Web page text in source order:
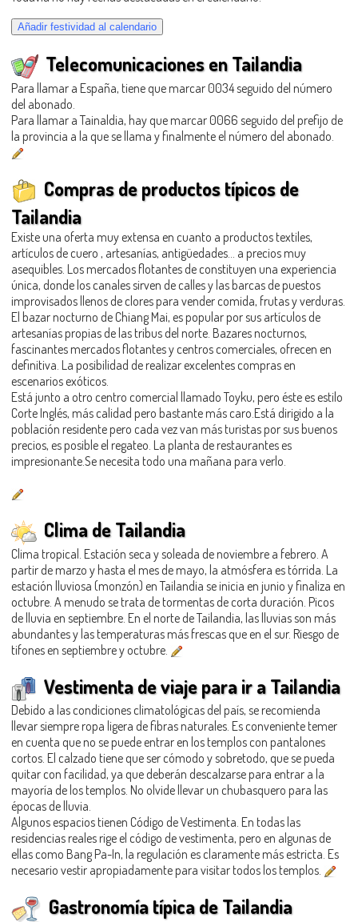
Telecomunicaciones en Tailandia
Para llamar a España, tiene que marcar 0034 seguido del número
del abonado.
Para llamar a Tainaldia, hay que marcar 0066 seguido del prefijo de
la provincia a la que se llama y finalmente el número del abonado.
Compras de productos típicos de
Tailandia
Existe una oferta muy extensa en cuanto a productos textiles,
artículos de cuero , artesanías, antigüedades… a precios muy
asequibles. Los mercados flotantes de constituyen una experiencia
única, donde los canales sirven de calles y las barcas de puestos
improvisados llenos de clores para vender comida, frutas y verduras.
El bazar nocturno de Chiang Mai, es popular por sus artículos de
artesanías propias de las tribus del norte. Bazares nocturnos,
fascinantes mercados flotantes y centros comerciales, ofrecen en
definitiva. La posibilidad de realizar excelentes compras en
escenarios exóticos.
Está junto a otro centro comercial llamado Toyku, pero éste es estilo
Corte Inglés, más calidad pero bastante más caro.Está dirigido a la
población residente pero cada vez van más turistas por sus buenos
precios, es posible el regateo. La planta de restaurantes es
impresionante.Se necesita todo una mañana para verlo.
Clima de Tailandia
Clima tropical. Estación seca y soleada de noviembre a febrero. A
partir de marzo y hasta el mes de mayo, la atmósfera es tórrida. La
estación lluviosa (monzón) en Tailandia se inicia en junio y finaliza en
octubre. A menudo se trata de tormentas de corta duración. Picos
de lluvia en septiembre. En el norte de Tailandia, las lluvias son más
abundantes y las temperaturas más frescas que en el sur. Riesgo de
tifones en septiembre y octubre.
Vestimenta de viaje para ir a Tailandia
Debido a las condiciones climatológicas del país, se recomienda
llevar siempre ropa ligera de fibras naturales. Es conveniente temer
en cuenta que no se puede entrar en los templos con pantalones
cortos. El calzado tiene que ser cómodo y sobretodo, que se pueda
quitar con facilidad, ya que deberán descalzarse para entrar a la
mayoría de los templos. No olvide llevar un chubasquero para las
épocas de lluvia.
Algunos espacios tienen Código de Vestimenta. En todas las
residencias reales rige el código de vestimenta, pero en algunas de
ellas como Bang Pa-In, la regulación es claramente más estricta. Es
necesario vestir apropiadamente para visitar todos los templos.
Gastronomía típica de Tailandia